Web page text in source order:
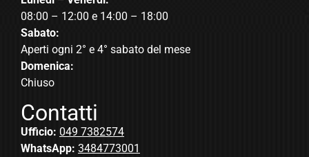
08:00 – 12:00 e 14:00 – 18:00
Sabato:
Aperti ogni 2° e 4° sabato del mese
Domenica:
Chiuso
Contatti
Ufficio: 049 7382574
WhatsApp: 3484773001